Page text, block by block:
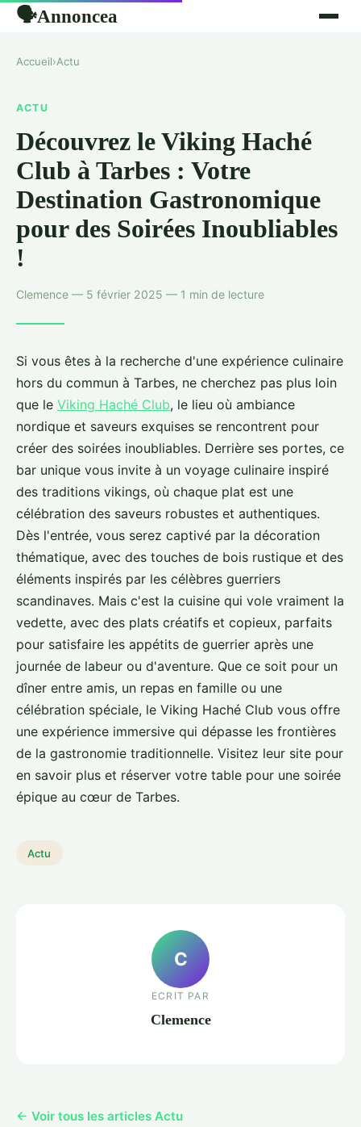
🗣Annoncea
Accueil›Actu
ACTU
Découvrez le Viking Haché
Club à Tarbes : Votre
Destination Gastronomique
pour des Soirées Inoubliables
!
Clemence — 5 février 2025 — 1 min de lecture
Si vous êtes à la recherche d'une expérience culinaire
hors du commun à Tarbes, ne cherchez pas plus loin
que le Viking Haché Club, le lieu où ambiance
nordique et saveurs exquises se rencontrent pour
créer des soirées inoubliables. Derrière ses portes, ce
bar unique vous invite à un voyage culinaire inspiré
des traditions vikings, où chaque plat est une
célébration des saveurs robustes et authentiques.
Dès l'entrée, vous serez captivé par la décoration
thématique, avec des touches de bois rustique et des
éléments inspirés par les célèbres guerriers
scandinaves. Mais c'est la cuisine qui vole vraiment la
vedette, avec des plats créatifs et copieux, parfaits
pour satisfaire les appétits de guerrier après une
journée de labeur ou d'aventure. Que ce soit pour un
dîner entre amis, un repas en famille ou une
célébration spéciale, le Viking Haché Club vous offre
une expérience immersive qui dépasse les frontières
de la gastronomie traditionnelle. Visitez leur site pour
en savoir plus et réserver votre table pour une soirée
épique au cœur de Tarbes.
Actu
C
ECRIT PAR
Clemence
← Voir tous les articles Actu